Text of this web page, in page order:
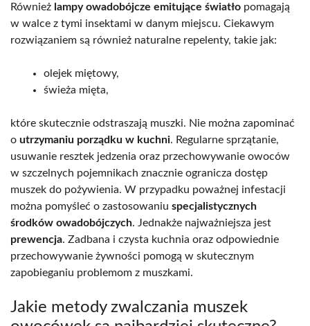
Również lampy owadobójcze emitujące światło pomagają
w walce z tymi insektami w danym miejscu. Ciekawym
rozwiązaniem są również naturalne repelenty, takie jak:
olejek miętowy,
świeża mięta,
które skutecznie odstraszają muszki. Nie można zapominać
o utrzymaniu porządku w kuchni. Regularne sprzątanie,
usuwanie resztek jedzenia oraz przechowywanie owoców
w szczelnych pojemnikach znacznie ogranicza dostęp
muszek do pożywienia. W przypadku poważnej infestacji
można pomyśleć o zastosowaniu specjalistycznych
środków owadobójczych. Jednakże najważniejsza jest
prewencja. Zadbana i czysta kuchnia oraz odpowiednie
przechowywanie żywności pomogą w skutecznym
zapobieganiu problemom z muszkami.
Jakie metody zwalczania muszek